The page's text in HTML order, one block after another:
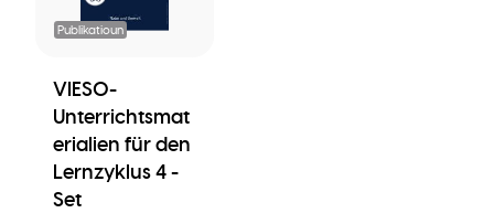
Publikatioun
VIESO-
Unterrichtsmat
erialien für den
Lernzyklus 4 -
Set